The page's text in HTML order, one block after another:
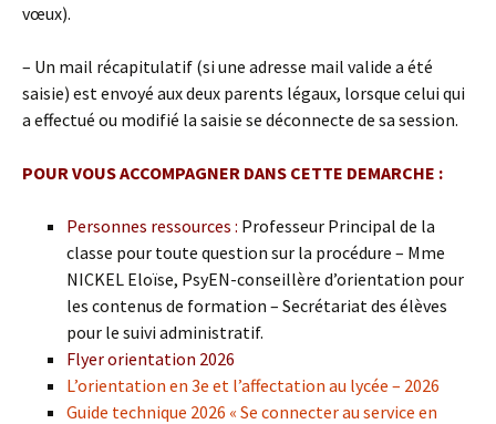
vœux).
– Un mail récapitulatif (si une adresse mail valide a été
saisie) est envoyé aux deux parents légaux, lorsque celui qui
a effectué ou modifié la saisie se déconnecte de sa session.
POUR VOUS ACCOMPAGNER DANS CETTE DEMARCHE :
Personnes ressources : Professeur Principal de la
classe pour toute question sur la procédure – Mme
NICKEL Eloïse, PsyEN-conseillère d’orientation pour
les contenus de formation – Secrétariat des élèves
pour le suivi administratif.
Flyer orientation 2026
L’orientation en 3e et l’affectation au lycée – 2026
Guide technique 2026 « Se connecter au service en